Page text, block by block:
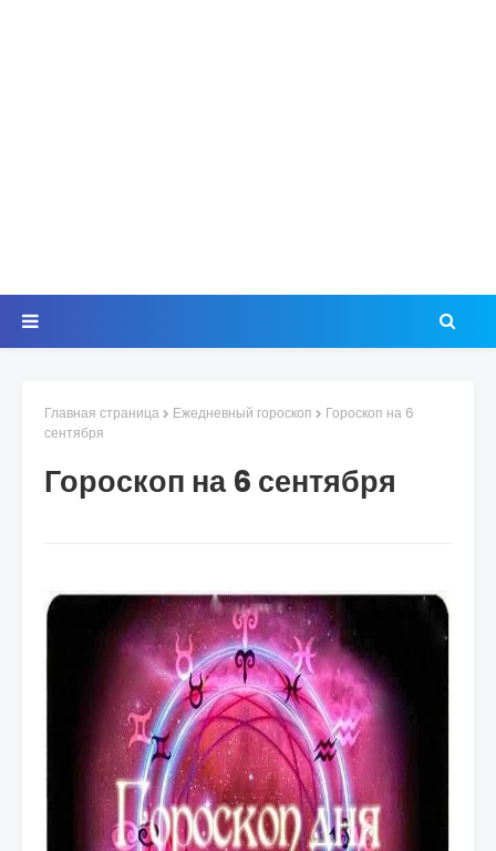
Главная страница Ежедневный гороскоп
Гороскоп на 6
сентября
Гороскоп на 6 сентября